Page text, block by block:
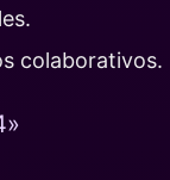
colaborativos.